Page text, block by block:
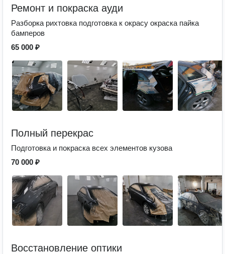
Ремонт и покраска ауди
Разборка рихтовка подготовка к окрасу окраска пайка
бамперов
65 000 ₽
Полный перекрас
Подготовка и покраска всех элементов кузова
70 000 ₽
Восстановление оптики